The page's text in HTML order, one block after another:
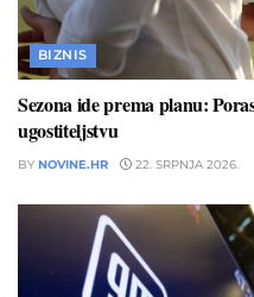
BIZNIS
Sezona ide prema planu:
ugostiteljstvu
BY NOVINE.HR 22. SRPNJA 2026.